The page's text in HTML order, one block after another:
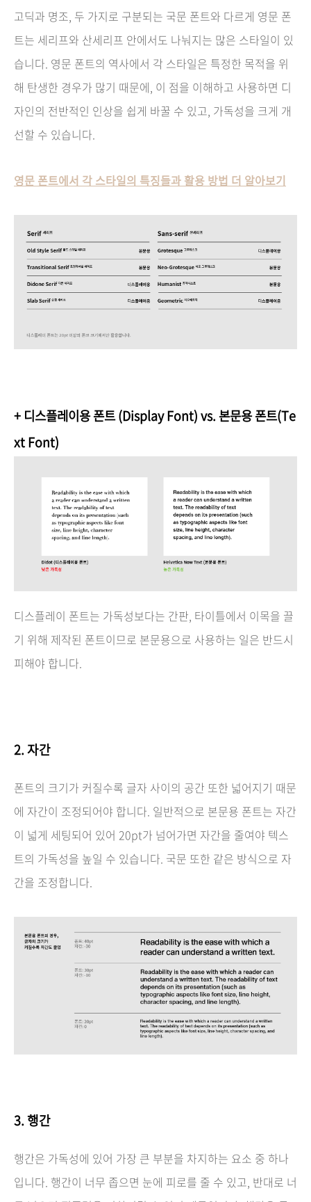
고딕과 명조, 두 가지로 구분되는 국문 폰트와 다르게 영문 폰
트는 세리프와 산세리프 안에서도 나눠지는 많은 스타일이 있
습니다. 영문 폰트의 역사에서 각 스타일은 특정한 목적을 위
해 탄생한 경우가 많기 때문에, 이 점을 이해하고 사용하면 디
자인의 전반적인 인상을 쉽게 바꿀 수 있고, 가독성을 크게 개
선할 수 있습니다.
영문 폰트에서 각 스타일의 특징들과 활용 방법 더 알아보기
+ 디스플레이용 폰트 (Display Font) vs. 본문용 폰트(Te
xt Font)
디스플레이 폰트는 가독성보다는 간판, 타이틀에서 이목을 끌
기 위해 제작된 폰트이므로 본문용으로 사용하는 일은 반드시
피해야 합니다.
2. 자간
폰트의 크기가 커질수록 글자 사이의 공간 또한 넓어지기 때문
에 자간이 조정되어야 합니다. 일반적으로 본문용 폰트는 자간
이 넓게 세팅되어 있어 20pt가 넘어가면 자간을 줄여야 텍스
트의 가독성을 높일 수 있습니다. 국문 또한 같은 방식으로 자
간을 조정합니다.
3. 행간
행간은 가독성에 있어 가장 큰 부분을 차지하는 요소 중 하나
입니다. 행간이 너무 좁으면 눈에 피로를 줄 수 있고, 반대로 너